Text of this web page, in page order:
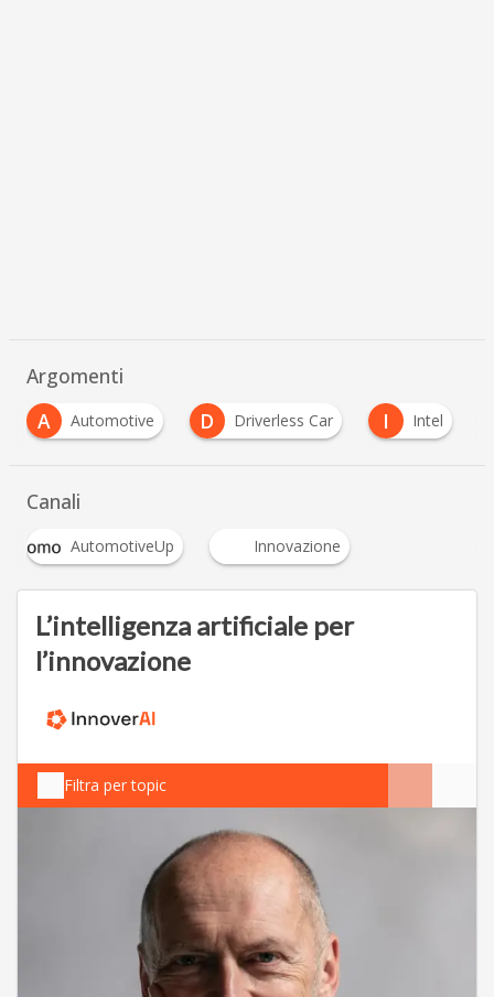
Argomenti
A
Automotive D Driverless Car I Intel
Canali
AutomotiveUp Innovazione
L’intelligenza artificiale per
l’innovazione
Filtra per topic